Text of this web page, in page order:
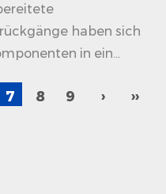
haben sich
in ein...
7 8 9 › ››